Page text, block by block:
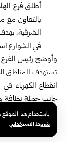
باستخدام هذا الموقع
شروط الاستخدام.
أطلق فرع
بالتعاون
الشرقية،
في الشوارع
وأوضح رئيس الفرع
تستهدف المناطق
جانب حملة نظافة
ورود شكاوى من